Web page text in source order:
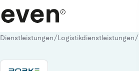
Dienstleistungen/Logistikdienstleistungen/